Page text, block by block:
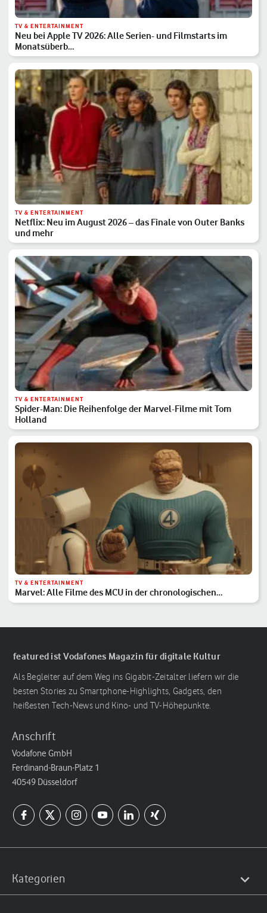
TV & ENTERTAINMENT
Neu bei Apple TV 2026: Alle Serien- und Filmstarts im
Monatsüberb…
TV & ENTERTAINMENT
Netflix: Neu im August 2026 – das Finale von Outer Banks
und mehr
TV & ENTERTAINMENT
Spider-Man: Die Reihenfolge der Marvel-Filme mit Tom
Holland
TV & ENTERTAINMENT
Marvel: Alle Filme des MCU in der chronologischen
Reihenfolge
featured ist Vodafones Magazin für digitale Kultur
Als Begleiter auf dem Weg ins Gigabit-Zeitalter liefern wir die
besten Stories zu Smartphone-Highlights, Gadgets, den
heißesten Tech-News und Kino- und TV-Höhepunkte.
Anschrift
Vodafone GmbH
Ferdinand-Braun-Platz 1
40549 Düsseldorf
Kategorien